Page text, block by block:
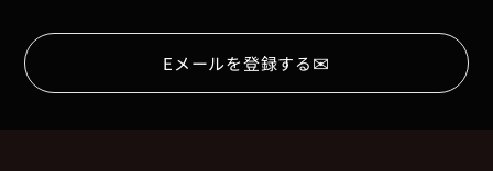
Eメールを登録する✉